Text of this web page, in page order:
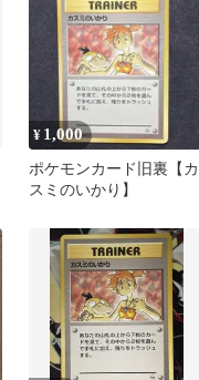
¥ 1,000
ポケモンカード旧裏【カ
スミのいかり】